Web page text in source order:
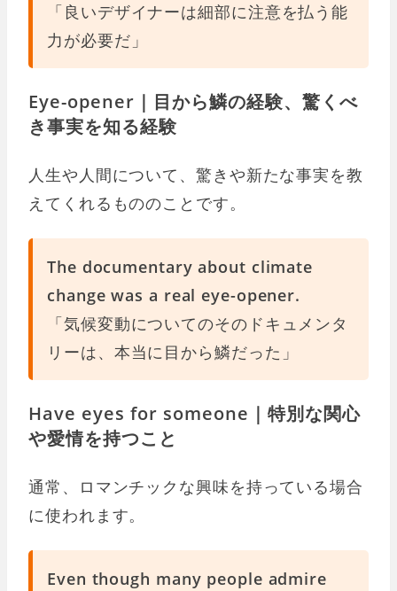
「良いデザイナーは細部に注意を払う能
力が必要だ」
Eye-opener｜目から鱗の経験、驚くべ
き事実を知る経験
人生や人間について、驚きや新たな事実を教
えてくれるもののことです。
The documentary about climate
change was a real eye-opener.
「気候変動についてのそのドキュメンタ
リーは、本当に目から鱗だった」
Have eyes for someone｜特別な関心
や愛情を持つこと
通常、ロマンチックな興味を持っている場合
に使われます。
Even though many people admire